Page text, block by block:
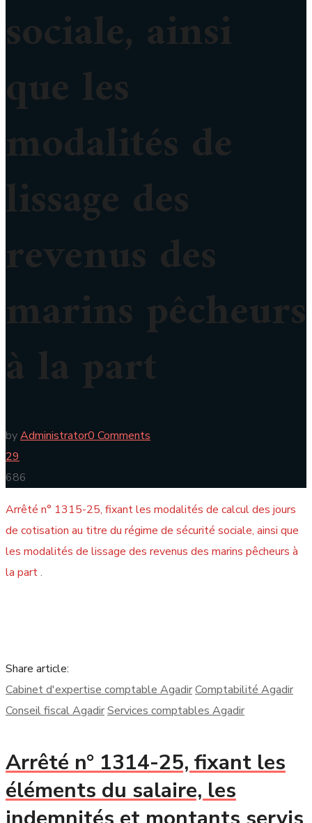
sociale, ainsi
que les
modalités de
lissage des
revenus des
marins pêcheurs
à la part
byAdministrator0 Comments
29
686
Arrêté n° 1315-25, fixant les modalités de calcul des jours
de cotisation au titre du régime de sécurité sociale, ainsi que
les modalités de lissage des revenus des marins pêcheurs à
la part.
Share article:
Cabinet d'expertise comptable AgadirComptabilité Agadir
Conseil fiscal AgadirServices comptables Agadir
Arrêté n° 1314-25, fixant les
éléments du salaire, les